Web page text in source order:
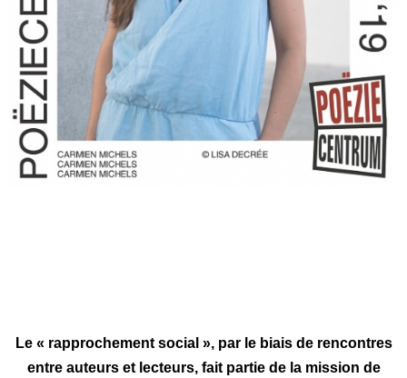
Le « rapprochement social », par le biais de rencontres
entre auteurs et lecteurs, fait partie de la mission de